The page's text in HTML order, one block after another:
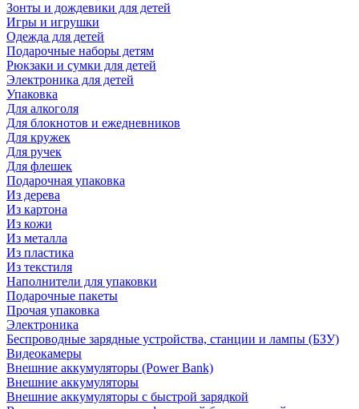
Зонты и дождевики для детей
Игры и игрушки
Одежда для детей
Подарочные наборы детям
Рюкзаки и сумки для детей
Электроника для детей
Упаковка
Для алкоголя
Для блокнотов и ежедневников
Для кружек
Для ручек
Для флешек
Подарочная упаковка
Из дерева
Из картона
Из кожи
Из металла
Из пластика
Из текстиля
Наполнители для упаковки
Подарочные пакеты
Прочая упаковка
Электроника
Беспроводные зарядные устройства, станции и лампы (БЗУ)
Видеокамеры
Внешние аккумуляторы (Power Bank)
Внешние аккумуляторы
Внешние аккумуляторы с быстрой зарядкой